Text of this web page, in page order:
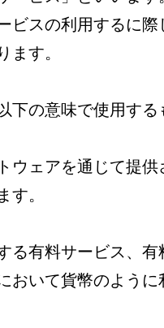
ビスの利用するに
ます。
の意味で使用する
ウェアを通じて提
。
る有料サービス、
おいて貨幣のよう